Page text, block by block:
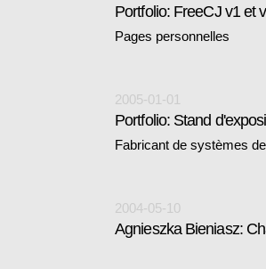
Portfolio: FreeCJ v1 et
Pages personnelles
2005-01-01
Portfolio: Stand
Fabricant de systèmes
2004-05-10
Agnieszka Bieniasz: